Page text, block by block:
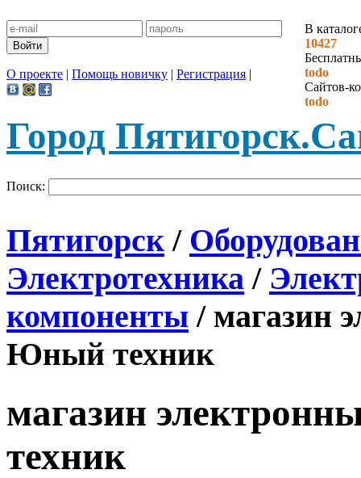
В
10427
todo
Сайтов-
todo
О проекте | Помощь новичку | Регистрация |
Город Пятигорск.
Поиск:
Пятигорск /
Электротехника /
компоненты / магазин
Юный техник
магазин
техник